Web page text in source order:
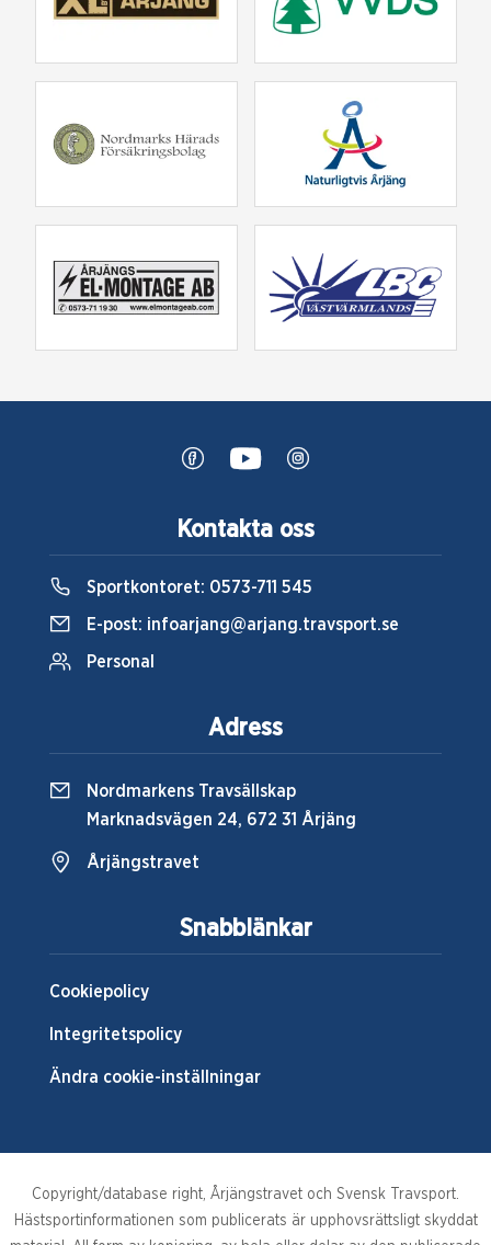
Snabblänkar
Cookiepolicy
Integritetspolicy
Ändra cookie-inställningar
Kontakta oss
Sportkontoret: 0573-711 545
E-post: infoarjang@arjang.travsport.se
Personal
Adress
Nordmarkens Travsällskap
Marknadsvägen 24, 672 31 Årjäng
Årjängstravet
Copyright/database right, Årjängstravet och Svensk Travsport.
Hästsportinformationen som publicerats är upphovsrättsligt skyddat